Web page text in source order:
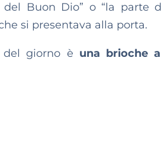
Buon Dio” o “la parte
si presentava alla porta.
del giorno è una brioche